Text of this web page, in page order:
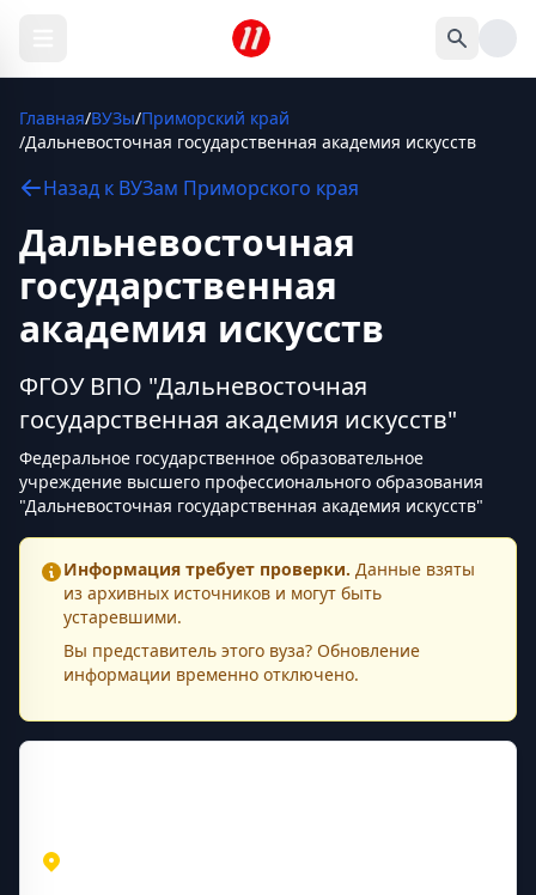
Главная/ВУЗы/Приморский край
/Дальневосточная государственная академия искусств
Назад к ВУЗам Приморского края
Дальневосточная
государственная
академия искусств
ФГОУ ВПО "Дальневосточная
государственная академия искусств"
Федеральное государственное образовательное
учреждение высшего профессионального образования
"Дальневосточная государственная академия искусств"
Информация требует проверки. Данные взяты
из архивных источников и могут быть
устаревшими.
Вы представитель этого вуза? Обновление
информации временно отключено.